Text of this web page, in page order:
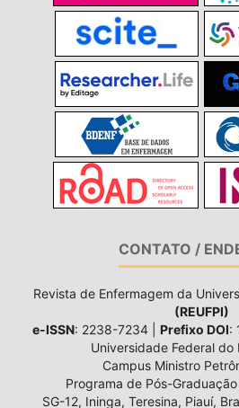
CONTATO /
Revista de Enfermagem da
(REUFPI)
e-ISSN: 2238-7234 | Prefixo DOI:
Universidade Federal do
Campus Ministro
Programa de Pós-
SG-12, Ininga, Teresina, Piauí,